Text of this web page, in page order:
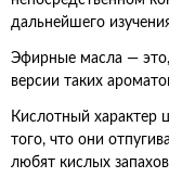
дальнейшего
Эфирные масла —
версии таких
Кислотный характер
того, что они
любят кислых